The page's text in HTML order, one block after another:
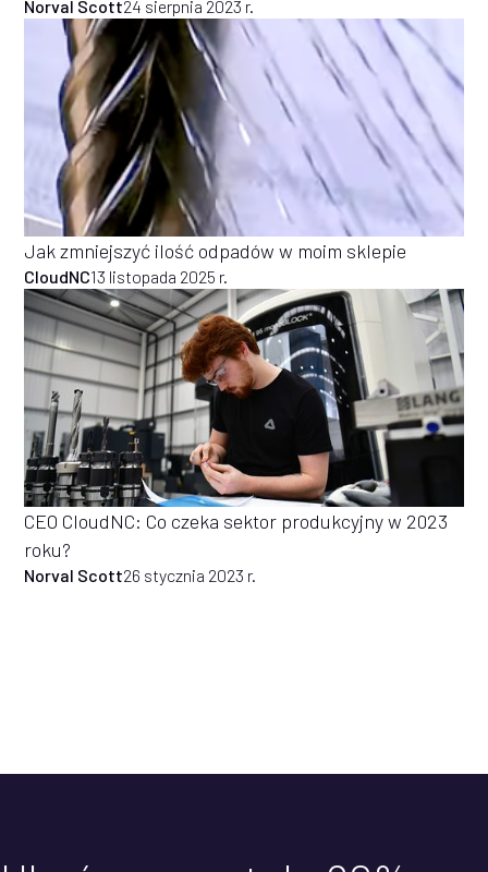
Norval Scott24 sierpnia 2023 r.
Jak zmniejszyć ilość odpadów w moim sklepie
CloudNC13 listopada 2025 r.
CEO CloudNC: Co czeka sektor produkcyjny w 2023
roku?
Norval Scott26 stycznia 2023 r.